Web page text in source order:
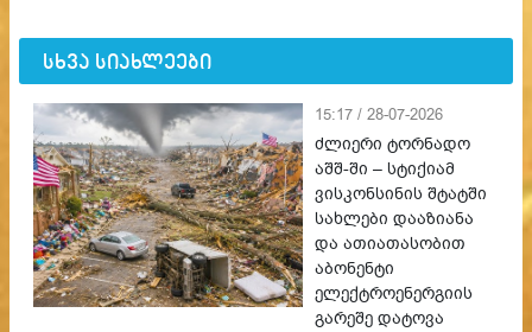
სხვა სიახლეები
15:17 / 28-07-2026
ძლიერი ტორნადო
აშშ-ში – სტიქიამ
ვისკონსინის შტატში
სახლები დააზიანა
და ათიათასობით
აბონენტი
ელექტროენერგიის
გარეშე დატოვა